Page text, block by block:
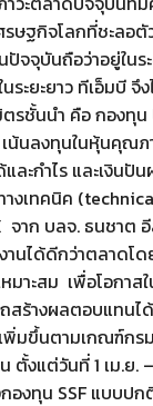
รษฐกิจโลกที่ชะลอ
จจุบันถือว่าอยู่ใน
ระยะยาว ทีเอ็มบี
ชั้นนำ คือ กองทุน
เน้นลงทุนในหุ้นคุ
และกำไร และเงิ
างเทคนิค
จาก บลจ. ธนชาต
านได้ดีกว่าตลาดโ
มาะสม เพื่อโอกา
ร้างผลตอบแทนได้
พิ่มขึ้นตามเกณฑ์ก
ตั้งแต่วันที่ 1 เม.
องทุน SSF แบบป